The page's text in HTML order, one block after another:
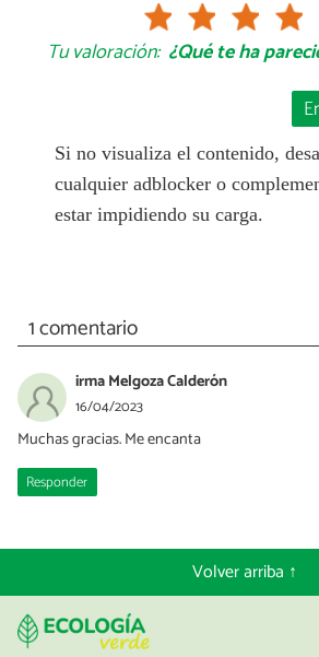
Tu valoración: ¿Qué te ha
Si no visualiza el contenido,
cualquier adblocker o
estar impidiendo su carga.
1 comentario
irma Melgoza Calderón
16/04/2023
Muchas gracias. Me encanta
Responder
Volver arriba ↑